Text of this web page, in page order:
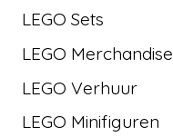
LEGO Sets
LEGO Merchandise
LEGO Verhuur
LEGO Minifiguren